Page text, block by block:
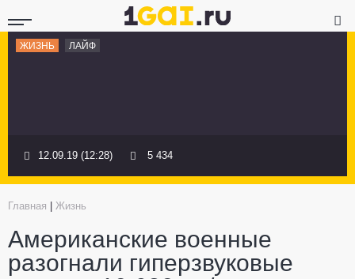
ЖИЗНЬ ЛАЙФ
12.09.19 (12:28) 5 434
Главная Жизнь
Американские военные
разогнали гиперзвуковые